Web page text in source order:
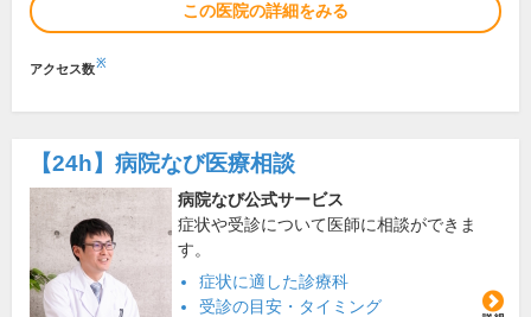
この医院の詳細をみる
アクセス数※
【24h】 病院なび医療相談
病院なび公式サービス
症状や受診について医師に相談ができま
す。
症状に適した診療科
受診の目安・タイミング